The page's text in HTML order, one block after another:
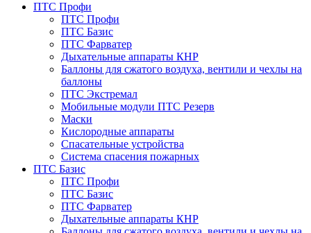
ПТС Профи
ПТС Профи
ПТС Базис
ПТС Фарватер
Дыхательные аппараты КНР
Баллоны для сжатого воздуха, вентили и чехлы на
баллоны
ПТС Экстремал
Мобильные модули ПТС Резерв
Маски
Кислородные аппараты
Спасательные устройства
Система спасения пожарных
ПТС Базис
ПТС Профи
ПТС Базис
ПТС Фарватер
Дыхательные аппараты КНР